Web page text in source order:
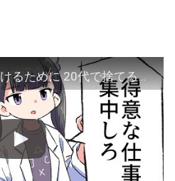
【要約】自由であり続けるために 20代で捨てるべき50のこと【四角大輔】